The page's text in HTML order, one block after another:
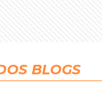
BLOGS